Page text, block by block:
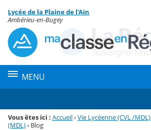
Menu de la rubrique
Contenu
Lycée de la Plaine de l'Ain
Ambérieu-en-Bugey
MENU
Vous êtes ici : Accueil›Vie Lycéenne (CVL /MDL)
(MDL)› Blog